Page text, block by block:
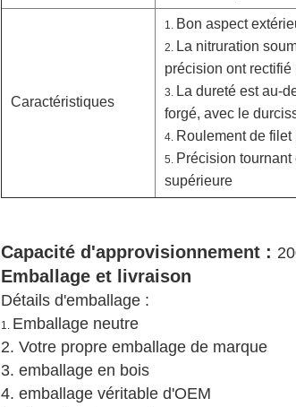
Caractéristiques
1. Bon aspect
2. La nitruration
précision ont
3. La dureté est au-
forgé, avec le
4. Roulement de
5. Précision
supérieure
Capacité d'approvisionnement :
Emballage et livraison
Détails d'emballage :
1. Emballage neutre
2. Votre propre emballage de marque
3. emballage en bois
4. emballage véritable d'OEM